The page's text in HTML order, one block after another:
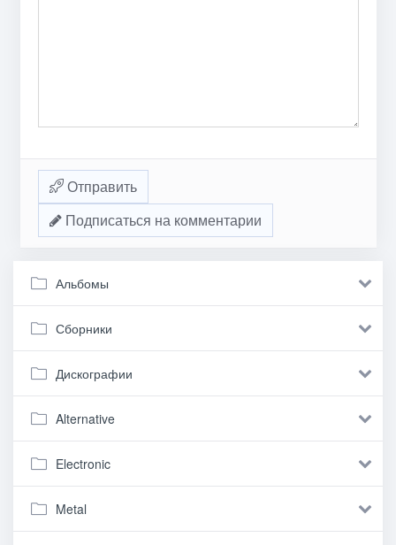
Отправить
Подписаться на комментарии
Альбомы
Сборники
Дискографии
Alternative
Electronic
Metal